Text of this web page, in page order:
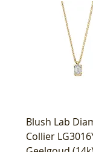
Blush Lab
Collier